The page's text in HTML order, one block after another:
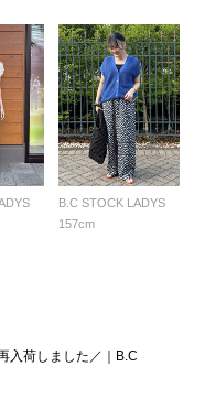
B.C STOCK LADYS
157cm
入荷しました／｜B.C